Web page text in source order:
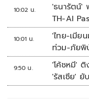
10:02 น.
'ธนารัตน์'
TH-AI
จุดเด่นคน
ทางเทคโ
ใช้เต็มที่เ
10:01 น.
'ไทย-เมีย
ท่วม-ภัยพิ
9:50 น.
'โค้ชหมี'
'รัสเซีย' ยับ